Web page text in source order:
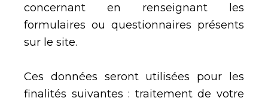
concernant en renseignant les
formulaires ou questionnaires présents
sur le site.
Ces données seront utilisées pour les
finalités suivantes : traitement de votre